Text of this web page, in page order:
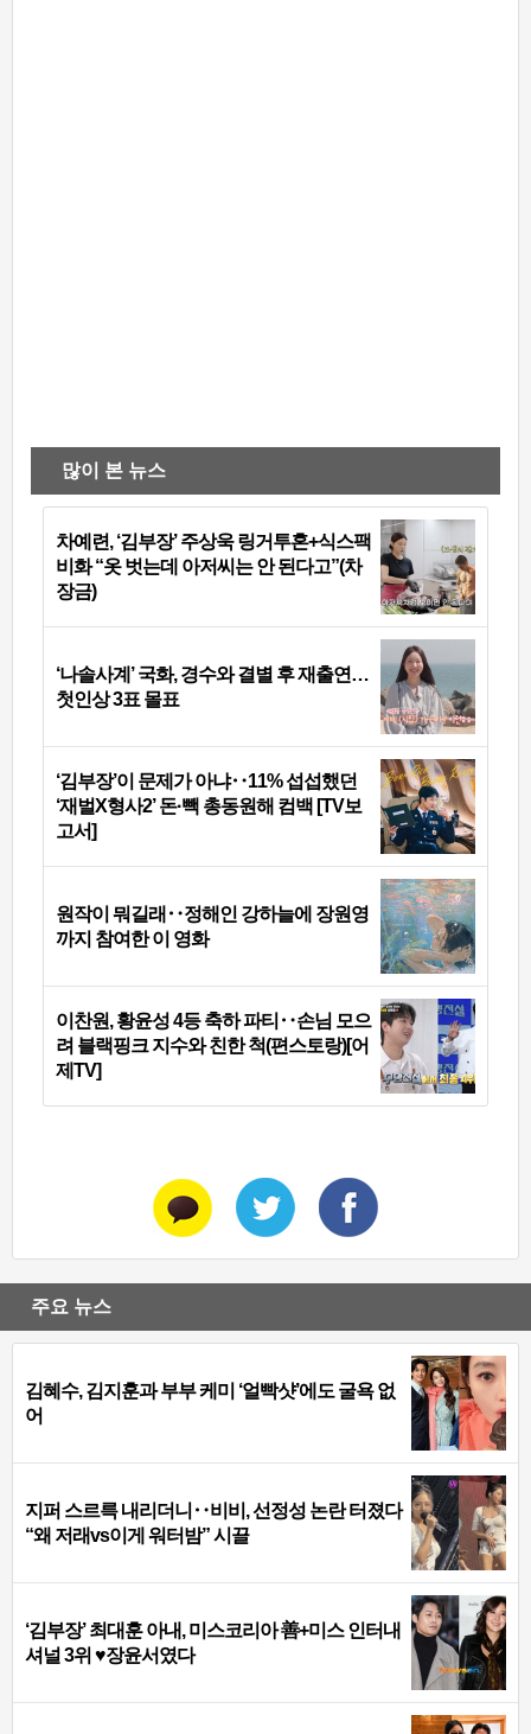
많이 본 뉴스
차예련, ‘김부장’ 주상욱 링거투혼+식스팩
비화 “옷 벗는데 아저씨는 안 된다고”(차
장금)
‘나솔사계’ 국화, 경수와 결별 후 재출연…
첫인상 3표 몰표
‘김부장’이 문제가 아냐‥11% 섭섭했던
‘재벌X형사2’ 돈·빽 총동원해 컴백 [TV보
고서]
원작이 뭐길래‥정해인 강하늘에 장원영
까지 참여한 이 영화
이찬원, 황윤성 4등 축하 파티‥손님 모으
려 블랙핑크 지수와 친한 척(편스토랑)[어
제TV]
주요 뉴스
김혜수, 김지훈과 부부 케미 ‘얼빡샷’에도 굴욕 없
어
지퍼 스르륵 내리더니‥비비, 선정성 논란 터졌다
“왜 저래vs이게 워터밤” 시끌
‘김부장’ 최대훈 아내, 미스코리아 善+미스 인터내
셔널 3위 ♥장윤서였다